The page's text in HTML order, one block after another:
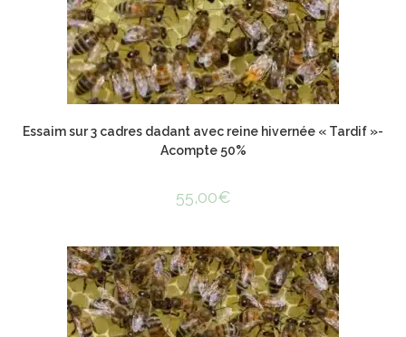
Essaim sur 3 cadres dadant avec reine hivernée « Tardif »-
Acompte 50%
55,00€